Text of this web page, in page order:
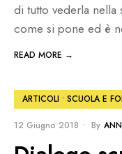
di tutto vederla nella
come si pone ed è
READ MORE →
ARTICOLI • SCUOLA E
12 Giugno 2018 • By